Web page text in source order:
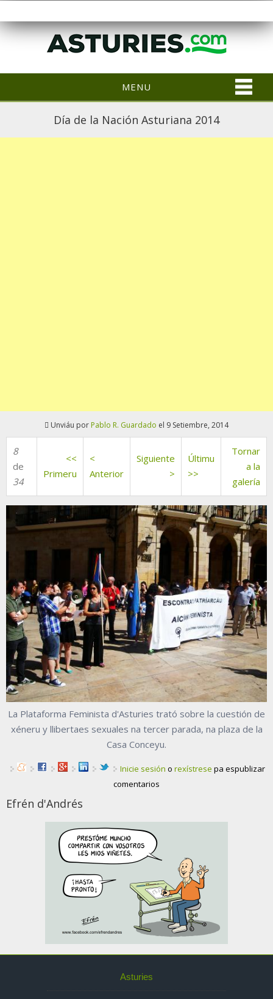
MENU
Día de la Nación Asturiana 2014
Unviáu por Pablo R. Guardado el 9 Setiembre, 2014
8
de
34
<<
Primeru
<
Anterior
Siguiente
>
Últimu
>>
Tornar
a la
galería
La Plataforma Feminista d'Asturies trató sobre la cuestión de
xéneru y llibertaes sexuales na tercer parada, na plaza de la
Casa Conceyu.
Inicie sesión o rexístrese pa espublizar
comentarios
Efrén d'Andrés
Asturies